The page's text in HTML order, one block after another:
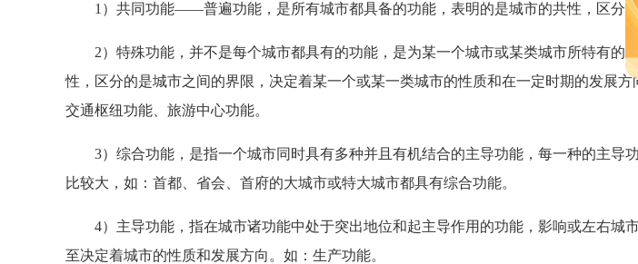
1）共同功能——普遍功能，是所有城市都具备的功能，表明的是城市的共性，区分的
2）特殊功能，并不是每个城市都具有的功能，是为某一个城市或某类城市所特有的
性，区分的是城市之间的界限，决定着某一个或某一类城市的性质和在一定时期的发展方
交通枢纽功能、旅游中心功能。
3）综合功能，是指一个城市同时具有多种并且有机结合的主导功能，每一种的主导
比较大，如：首都、省会、首府的大城市或特大城市都具有综合功能。
4）主导功能，指在城市诸功能中处于突出地位和起主导作用的功能，影响或左右城
至决定着城市的性质和发展方向。如：生产功能。